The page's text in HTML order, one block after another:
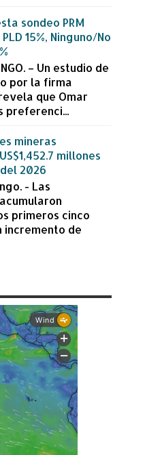
sondeo PRM
PLD 15%, Ninguno/No
– Un estudio de
por la firma
que Omar
preferenci...
mineras
millones
2026
- Las
primeros cinco
incremento de